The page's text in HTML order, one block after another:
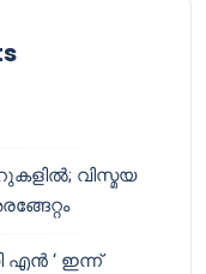
വിസ്മയ
എൻ ‘ ഇന്ന്